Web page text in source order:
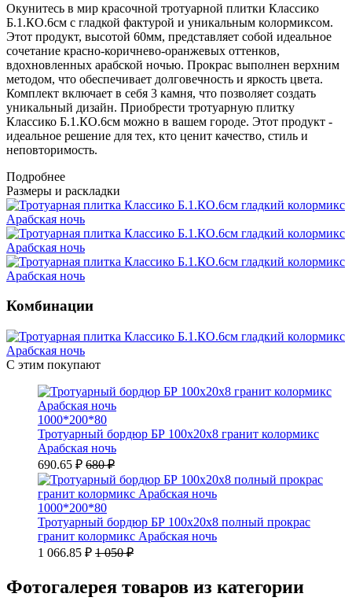
Окунитесь в мир красочной тротуарной плитки Классико
Б.1.КО.6см с гладкой фактурой и уникальным колормиксом.
Этот продукт, высотой 60мм, представляет собой идеальное
сочетание красно-коричнево-оранжевых оттенков,
вдохновленных арабской ночью. Прокрас выполнен верхним
методом, что обеспечивает долговечность и яркость цвета.
Комплект включает в себя 3 камня, что позволяет создать
уникальный дизайн. Приобрести тротуарную плитку
Классико Б.1.КО.6см можно в вашем городе. Этот продукт -
идеальное решение для тех, кто ценит качество, стиль и
неповторимость.
Подробнее
Размеры и раскладки
Комбинации
С этим покупают
1000*200*80
Тротуарный бордюр БР 100х20х8 гранит колормикс
Арабская ночь
690.65 ₽ 680 ₽
1000*200*80
Тротуарный бордюр БР 100х20х8 полный прокрас
гранит колормикс Арабская ночь
1 066.85 ₽ 1 050 ₽
Фотогалерея товаров из категории